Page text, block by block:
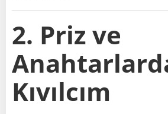
2. Priz ve
Kıvılcım